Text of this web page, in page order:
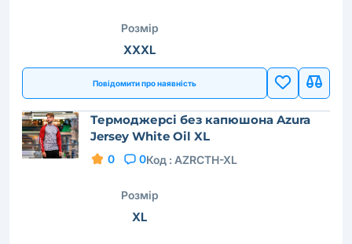
Розмір
XXXL
Повідомити про наявність
Термоджерсі без капюшона Azura
Jersey White Oil XL
0 0Код : AZRCTH-XL
Розмір
XL